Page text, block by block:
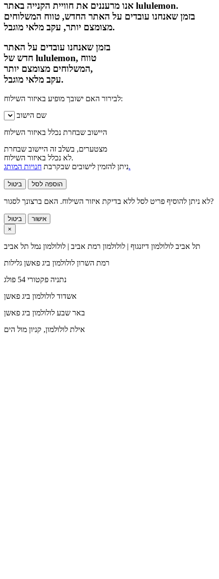
אנו מרעננים את חוויית הקנייה באתר lululemon.
בזמן שאנחנו עובדים על האתר החדש, טווח המשלוחים
מצומצם יותר, עקב מלאי מוגבל.
בזמן שאנחנו עובדים על האתר
חדש של lululemon, טווח
המשלוחים מצומצם יותר,
עקב מלאי מוגבל.
לבירור האם ישובך מופיע באיזור השילוח:
שם הישוב
היישוב שבחרת נכלל באיזור השילוח
מצטערים, בשלב זה היישוב שבחרת
לא נכלל באיזור השילוח.
ניתן להזמין לישובים שבקרבתחנויות המותג.
ביטול הוספה לסל
לא ניתן להוסיף פריט לסל ללא בדיקת איזור השילוח. האם ברצונך לסגור?
ביטול
אישור
×
תל אביב לולולמון דיזנגוף | לולולמון רמת אביב | לולולמון נמל תל אביב
רמת השרון לולולמון ביג פאשן גלילות
נתניה פקטורי 54 פולג
אשדוד לולולמון ביג פאשן
באר שבע לולולמון ביג פאשן
אילת לולולמון, קניון מול הים